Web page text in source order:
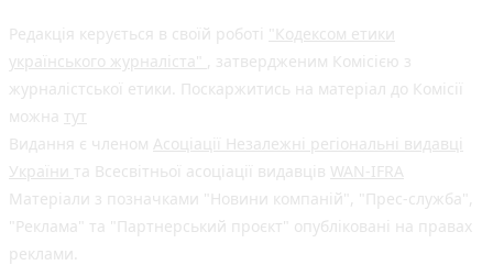
Редакція керується в своїй роботі "Кодексом етики
українського журналіста" , затвердженим Комісією з
журналістської етики. Поскаржитись на матеріал до Комісії
можна тут
Видання є членом Асоціації Незалежні регіональні видавці
України та Всесвітньої асоціації видавців WAN-IFRA
Матеріали з позначками "Новини компаній", "Прес-служба",
"Реклама" та "Партнерський проєкт" опубліковані на правах
реклами.